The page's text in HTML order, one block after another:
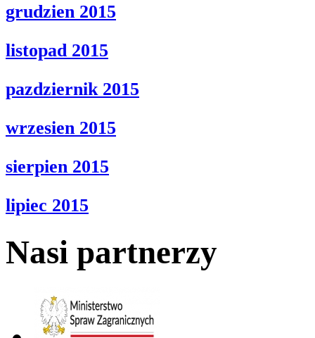
grudzien 2015
listopad 2015
pazdziernik 2015
wrzesien 2015
sierpien 2015
lipiec 2015
Nasi partnerzy